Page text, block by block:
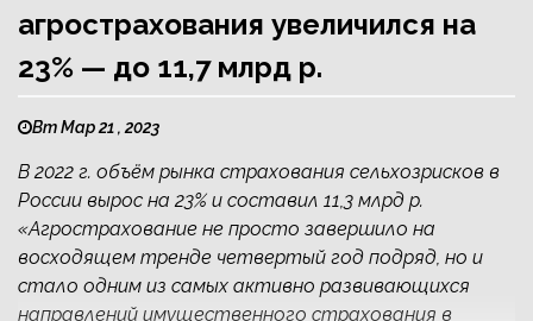
агрострахования увеличился на
23% — до 11,7 млрд р.
Вт Мар 21 , 2023
В 2022 г. объём рынка страхования сельхозрисков в
России вырос на 23% и составил 11,3 млрд р.
«Агрострахование не просто завершило на
восходящем тренде четвертый год подряд, но и
стало одним из самых активно развивающихся
направлений имущественного страхования в